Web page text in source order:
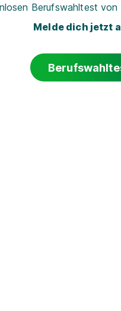
Berufswahltest
Melde dich jetzt